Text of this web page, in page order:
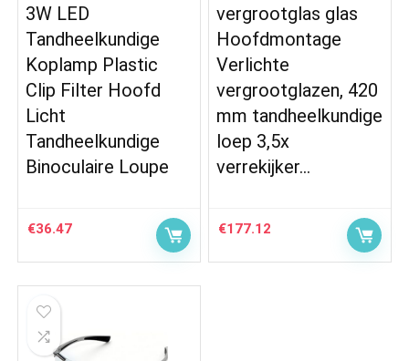
3W LED
Tandheelkundige
Koplamp Plastic
Clip Filter Hoofd
Licht
Tandheelkundige
Binoculaire Loupe
€36.47
vergrootglas glas
Hoofdmontage
Verlichte
vergrootglazen, 420
mm tandheelkundige
loep 3,5x
verrekijker…
€177.12